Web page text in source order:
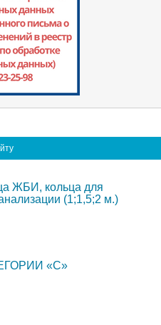
ЖБИ, кольца для
(1;1,5;2 м.)
«C»